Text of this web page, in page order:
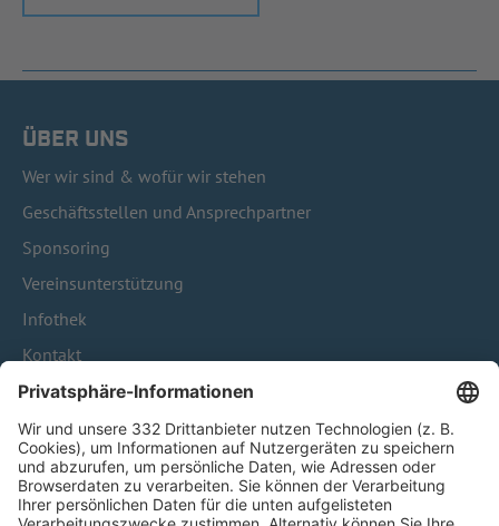
ÜBER UNS
Wer wir sind & wofür wir stehen
Geschäftsstellen und Ansprechpartner
Sponsoring
Vereinsunterstützung
Infothek
Kontakt
HÄUFIG BESUCHTE SEITEN
Pässe und Vereinswechsel
Trainerausbildung